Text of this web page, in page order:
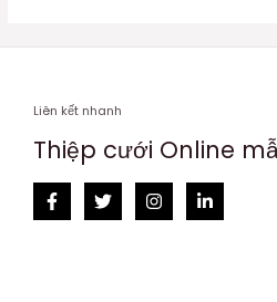
Liên kết nhanh
Thiệp cưới Online